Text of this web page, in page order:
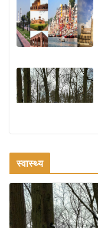
ऑफबीट समर डेस्टिनेशन:
दूर छुट्टियां
August 2, 2026 1
स्वास्थ्य